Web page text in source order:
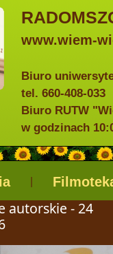
www.wiem-
Biuro
tel. 660-408-033
Biuro RUTW
w godzinach
autorskie - 24